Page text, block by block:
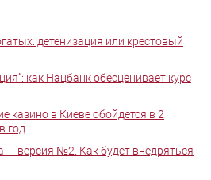
детенизация или крестовый
как Нацбанк обесценивает курс
казино в Киеве обойдется в 2
год
— версия №2. Как будет внедряться